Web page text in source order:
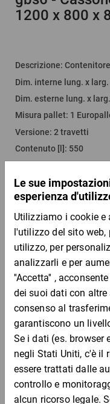
1200 x 800 x
Descrizione:
Dim. interne lung. x
Dim. esterne lung. x
Misura pallet: 1
Versione: 2 travetti
Contenuto [l] : 550
Portata [kg]:300
Coperchio adatto:gbs-
Più varianti
Quantità